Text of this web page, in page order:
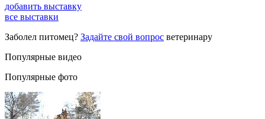
добавить выставку
все выставки
Заболел питомец? Задайте свой вопрос ветеринару
Популярные видео
Популярные фото